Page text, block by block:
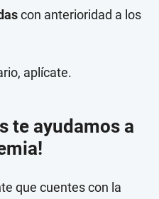
con anterioridad a los
aplícate.
te ayudamos a
que cuentes con la